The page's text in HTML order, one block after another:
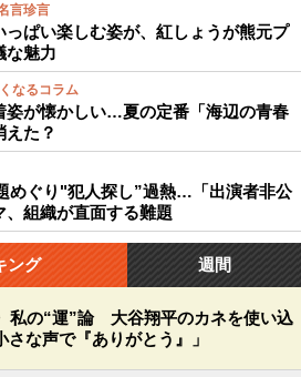
言珍言
っぱい楽しむ姿が、紅しょうが熊元プ
な魅力
なるコラム
姿が懐かしい…夏の定番「海辺の青春
えた？
めぐり"犯人探し”過熱…「出演者非公
、組織が直面する難題
ング 週間
私の“運”論 大谷翔平のカネを使い込
さな声で『ありがとう』」